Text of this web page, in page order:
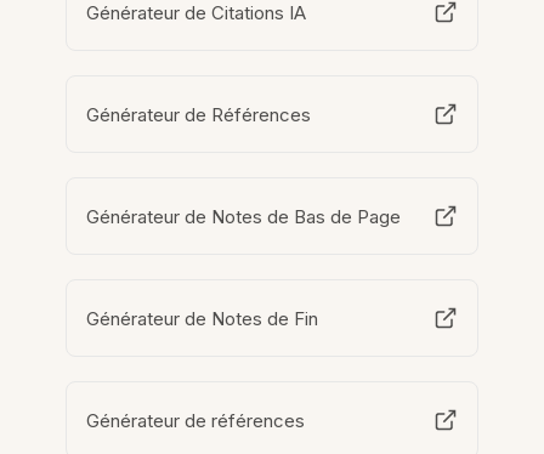
Générateur de Citations IA
Générateur de Références
Générateur de Notes de Bas de Page
Générateur de Notes de Fin
Générateur de références